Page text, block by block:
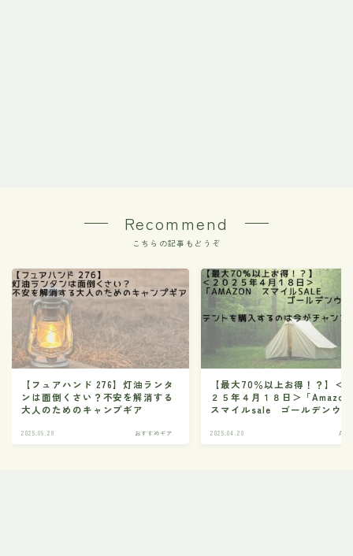
Recommend
こちらの記事もどうぞ
【フュアハンド 276】灯油ランタ
ンは面倒くさい？不安を解消する
大人のためのキャンプギア
2025.09.28 おすすめギア
【最大70％以上お得！？】＜
２５年４月１８日＞「
スマイルsale ゴールデンウ
チャンス！！
2025.04.20